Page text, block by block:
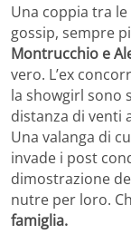
Una coppia tra
gossip, sempre
Montrucchio e
vero. L’ex
la showgirl sono
distanza di venti
Una valanga di
invade i post
dimostrazione
nutre per loro.
famiglia.